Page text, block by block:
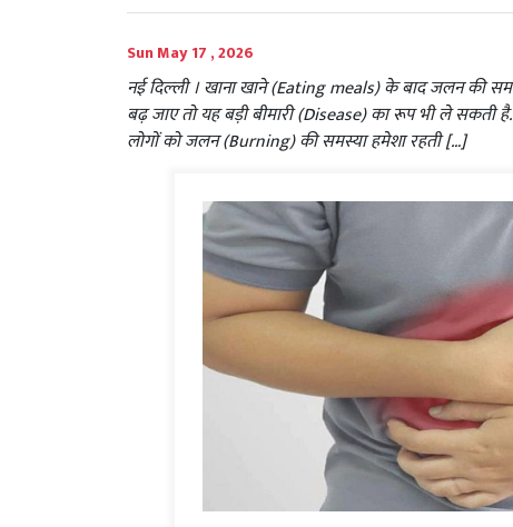
Sun May 17 , 2026
नई‍ दिल्‍ली । खाना खाने (Eating meals) के बाद जलन की
बढ़ जाए तो यह बड़ी बीमारी (Disease) का रूप भी ले सकती
लोगों को जलन (Burning) की समस्या हमेशा रहती […]